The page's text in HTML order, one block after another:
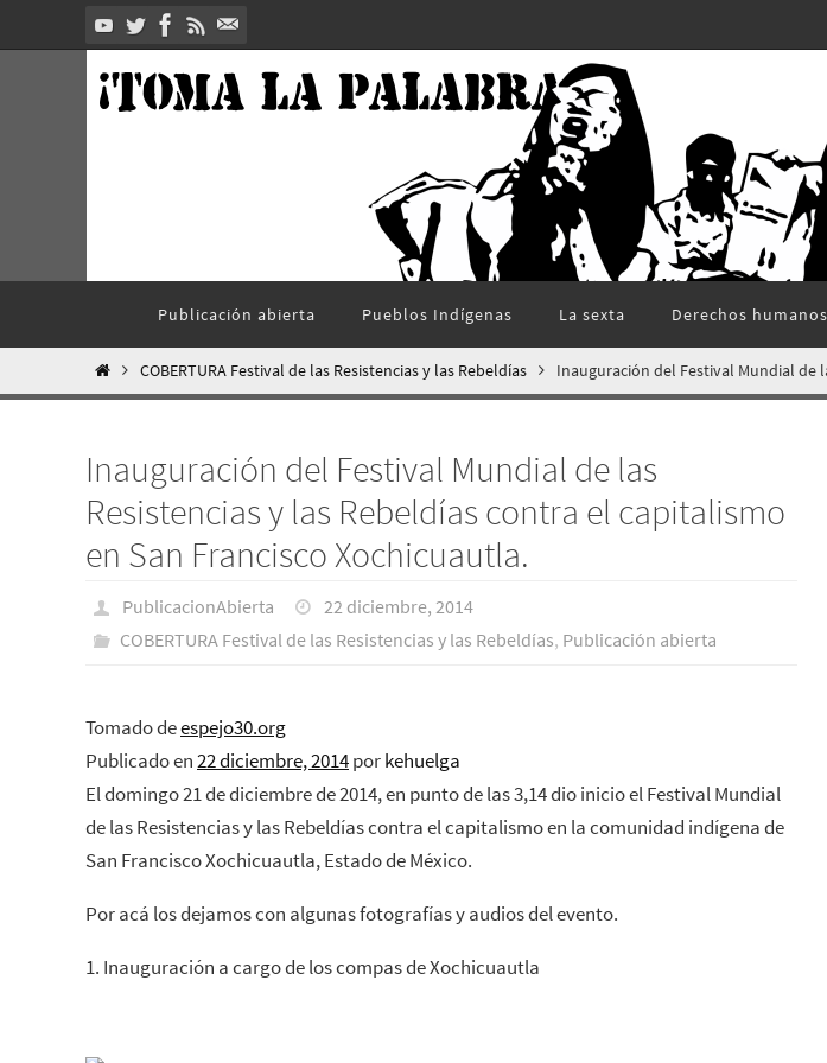
al
contenido
Publicación abierta Pueblos Indí­genas La sexta Derechos humanos
InicioCOBERTURA Festival de las Resistencias y las R‬ebeldías Inauguración del Festival Mundial de
Inauguración del Festival Mundial de las
Resistencias y las Rebeldías contra el capitalismo
en San Francisco Xochicuautla.
PublicacionAbierta
22 diciembre, 2014
COBERTURA Festival de las Resistencias y las R‬ebeldías, Publicación abierta
Tomado deespejo30.org
Publicado en22 diciembre, 2014porkehuelga
El domingo 21 de diciembre de 2014, en punto de las 3,14 dio inicio el Festival Mundial
de las Resistencias y las Rebeldías contra el capitalismo en la comunidad indígena de
San Francisco Xochicuautla, Estado de México.
Por acá los dejamos con algunas fotografías y audios del evento.
1. Inauguración a cargo de los compas de Xochicuautla